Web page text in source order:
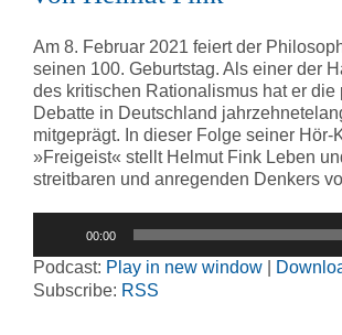
Am 8. Februar 2021 feiert der
seinen 100. Geburtstag. Als einer der
des kritischen Rationalismus hat er
Debatte in Deutschland
mitgeprägt. In dieser Folge seiner Hör-
»Freigeist« stellt Helmut Fink Leben
streitbaren und anregenden Denkers
00:00
Podcast: Play in new window
Subscribe: RSS